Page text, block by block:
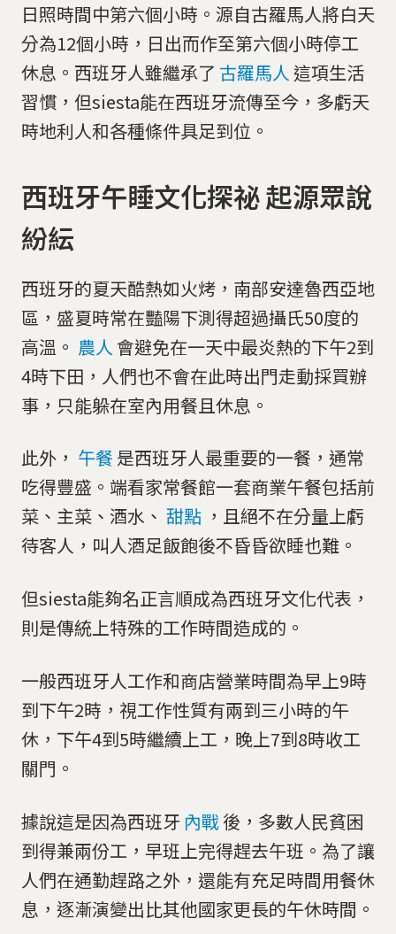
日照時間中第六個小時。源自古羅馬人將白天
分為12個小時，日出而作至第六個小時停工
休息。西班牙人雖繼承了 古羅馬人 這項生活
習慣，但siesta能在西班牙流傳至今，多虧天
時地利人和各種條件具足到位。
西班牙午睡文化探祕 起源眾說
紛紜
西班牙的夏天酷熱如火烤，南部安達魯西亞地
區，盛夏時常在豔陽下測得超過攝氏50度的
高溫。 農人 會避免在一天中最炎熱的下午2到
4時下田，人們也不會在此時出門走動採買辦
事，只能躲在室內用餐且休息。
此外， 午餐 是西班牙人最重要的一餐，通常
吃得豐盛。端看家常餐館一套商業午餐包括前
菜、主菜、酒水、 甜點 ，且絕不在分量上虧
待客人，叫人酒足飯飽後不昏昏欲睡也難。
但siesta能夠名正言順成為西班牙文化代表，
則是傳統上特殊的工作時間造成的。
一般西班牙人工作和商店營業時間為早上9時
到下午2時，視工作性質有兩到三小時的午
休，下午4到5時繼續上工，晚上7到8時收工
關門。
據說這是因為西班牙 內戰後，多數人民貧困
到得兼兩份工，早班上完得趕去午班。為了讓
人們在通勤趕路之外，還能有充足時間用餐休
息，逐漸演變出比其他國家更長的午休時間。